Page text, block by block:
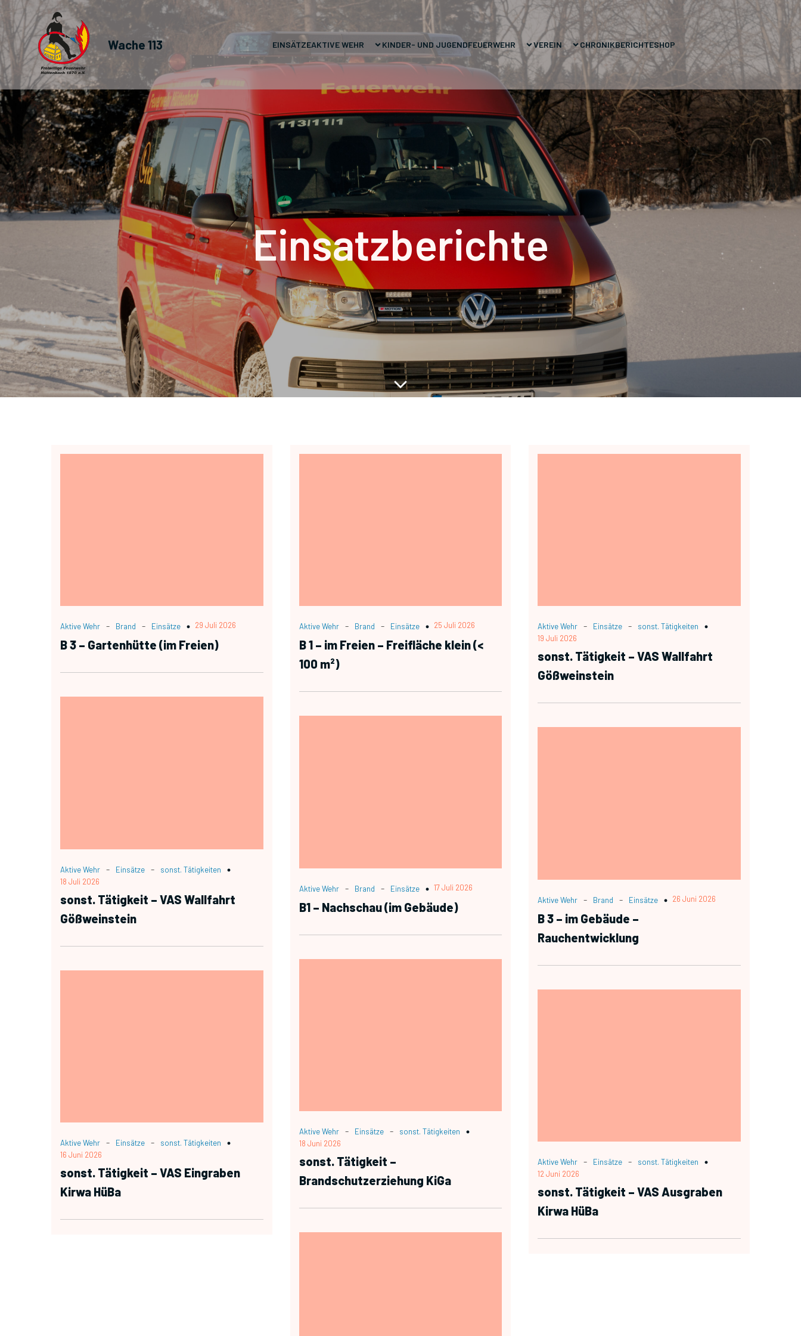
Wache 113 EINSÄTZEAKTIVE WEHR KINDER- UND JUGENDFEUERWEHR VEREIN CHRONIKBERICHTESHOP
Einsatzberichte
Aktive Wehr - Brand - Einsätze 29 Juli 2026
B 3 – Gartenhütte (im Freien)
Aktive Wehr - Brand - Einsätze 25 Juli 2026
B 1 – im Freien – Freifläche klein (<
100 m²)
Aktive Wehr - Einsätze -
sonst. Tätigkeiten
19 Juli 2026
sonst. Tätigkeit – VAS Wallfahrt
Gößweinstein
Aktive Wehr - Einsätze -
sonst. Tätigkeiten
18 Juli 2026
sonst. Tätigkeit – VAS Wallfahrt
Gößweinstein
Aktive Wehr - Brand - Einsätze 17 Juli 2026
B1 – Nachschau (im Gebäude) Aktive Wehr - Brand - Einsätze 26 Juni 2026
B 3 – im Gebäude –
Rauchentwicklung
Aktive Wehr - Einsätze -
sonst. Tätigkeiten
18 Juni 2026
sonst. Tätigkeit –
Brandschutzerziehung KiGa
Aktive Wehr - Einsätze -
sonst. Tätigkeiten
16 Juni 2026
sonst. Tätigkeit – VAS Eingraben
Kirwa HüBa
Aktive Wehr - Einsätze -
sonst. Tätigkeiten
12 Juni 2026
sonst. Tätigkeit – VAS Ausgraben
Kirwa HüBa